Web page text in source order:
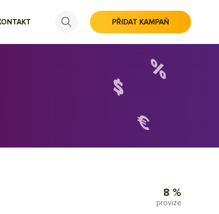
PŘIDAT KAMPAŇ
8 %
provize